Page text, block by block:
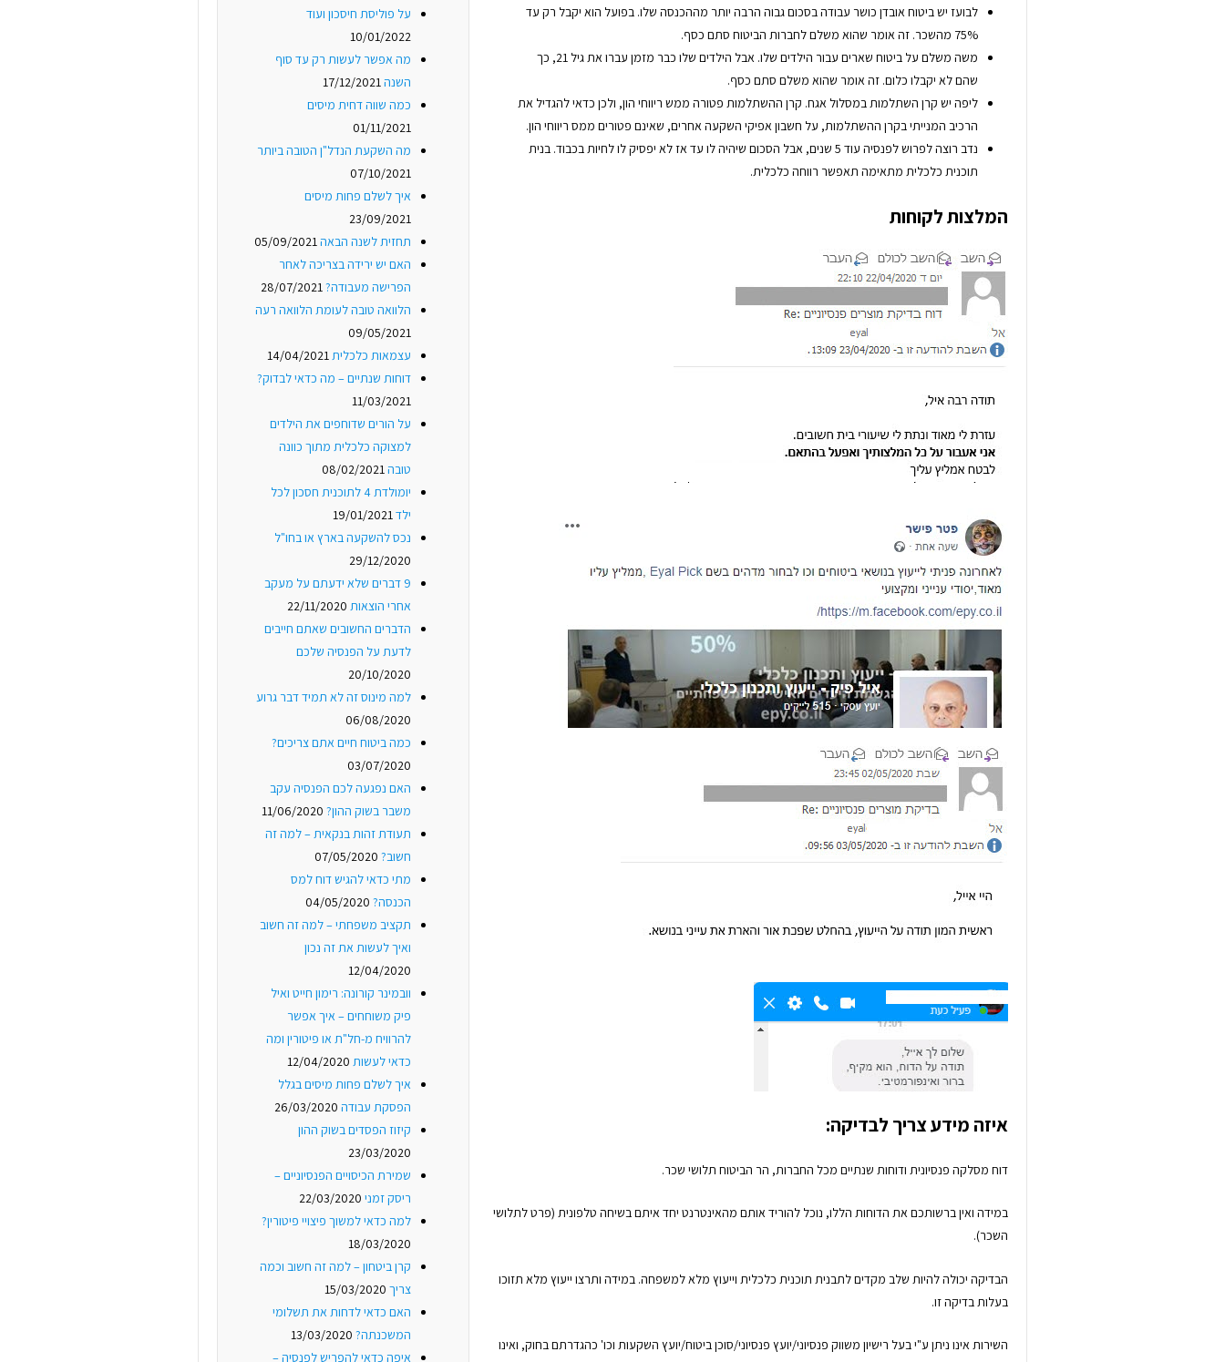
לבועז יש ביטוח אובדן כושר עבודה בסכום גבוה הרבה יותר מההכנסה שלו. בפועל הוא יקבל רק עד
75% מהשכר. זה אומר שהוא משלם לחברות הביטוח סתם כסף.
משה משלם על ביטוח שארים עבור הילדים שלו. אבל הילדים שלו כבר מזמן עברו את גיל 21, כך
שהם לא יקבלו כלום. זה אומר שהוא משלם סתם כסף.
ליפה יש קרן השתלמות במסלול אגח. קרן ההשתלמות פטורה ממש ריווחי הון, ולכן כדאי להגדיל את
הרכיב המנייתי בקרן ההשתלמות, על חשבון אפיקי השקעה אחרים, שאינם פטורים ממס ריווחי הון.
נדב רוצה לפרוש לפנסיה עוד 5 שנים, אבל הסכום שיהיה לו עד אז לא יפסיק לו לחיות בכבוד. בנית
תוכנית כלכלית מתאימה תאפשר רווחה כלכלית.
המלצות לקוחות
איזה מידע צריך לבדיקה:
דוח מסלקה פנסיונית ודוחות שנתיים מכל החברות, הר הביטוח תלושי שכר.
במידה ואין ברשותכם את הדוחות הללו, נוכל להוריד אותם מהאינטרנט יחד איתם בשיחה טלפונית (פרט לתלושי
השכר).
הבדיקה יכולה להיות שלב מקדים לתבנית תוכנית כלכלית וייעוץ מלא למשפחה. במידה ותרצו ייעוץ מלא תזוכו
בעלות בדיקה זו.
השירות אינו ניתן ע"י בעל רישיון משווק פנסיוני/יועץ פנסיוני/סוכן ביטוח/יועץ השקעות וכו' כהגדרתם בחוק, ואינו
על פוליסת חיסכון ועוד
10/01/2022
מה אפשר לעשות רק עד סוף
השנה17/12/2021
כמה שווה דחית מיסים
01/11/2021
מה השקעת הנדל"ן הטובה ביותר
07/10/2021
איך לשלם פחות מיסים
23/09/2021
תחזית לשנה הבאה05/09/2021
האם יש ירידה בצריכה לאחר
הפרישה מעבודה?28/07/2021
הלוואה טובה לעומת הלוואה רעה
09/05/2021
עצמאות כלכלית14/04/2021
דוחות שנתיים – מה כדאי לבדוק?
11/03/2021
על הורים שדוחפים את הילדים
למצוקה כלכלית מתוך כוונה
טובה08/02/2021
יומולדת 4 לתוכנית חסכון לכל
ילד19/01/2021
נכס להשקעה בארץ או בחו"ל
29/12/2020
9 דברים שלא ידעתם על מעקב
אחרי הוצאות 22/11/2020
הדברים החשובים שאתם חייבים
לדעת על הפנסיה שלכם
20/10/2020
למה מינוס זה לא תמיד דבר גרוע
06/08/2020
כמה ביטוח חיים אתם צריכים?
03/07/2020
האם נפגעה לכם הפנסיה עקב
משבר בשוק ההון? 11/06/2020
תעודת זהות בנקאית – למה זה
חשוב? 07/05/2020
מתי כדאי להגיש דוח למס
הכנסה? 04/05/2020
תקציב משפחתי – למה זה חשוב
ואיך לעשות את זה נכון
12/04/2020
וובמינר קורונה: רימון חייט ואיל
פיק משוחחים – איך אפשר
להרוויח מ-חל"ת או פיטורין ומה
כדאי לעשות 12/04/2020
איך לשלם פחות מיסים בגלל
הפסקת עבודה 26/03/2020
קיזוז הפסדים בשוק ההון
23/03/2020
שמירת הכיסויים הפנסיוניים –
ריסק זמני 22/03/2020
למה כדאי למשוך פיצויי פיטורין?
18/03/2020
קרן ביטחון – למה זה חשוב וכמה
צריך 15/03/2020
האם כדאי לדחות את תשלומי
המשכנתה? 13/03/2020
איפה כדאי להפריש לפנסיה –